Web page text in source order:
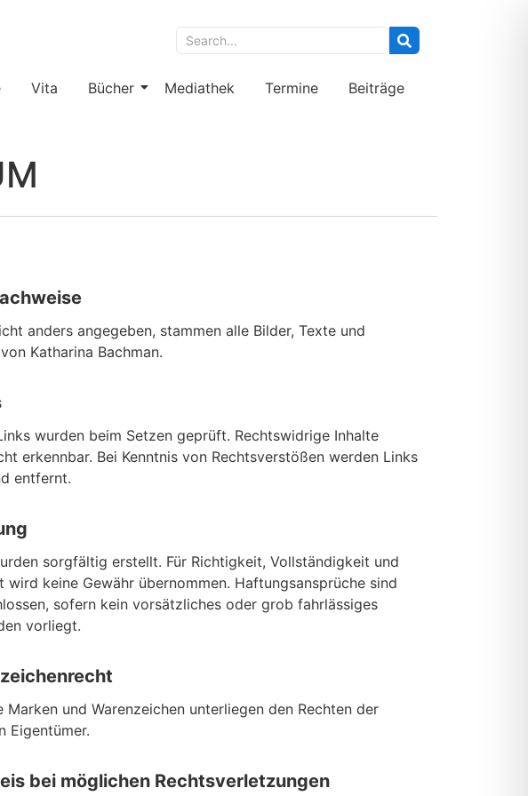
Vita Bücher Mediathek Termine Beiträge
anders angegeben, stammen alle Bilder, Texte und
Katharina Bachman.
wurden beim Setzen geprüft. Rechtswidrige Inhalte
erkennbar. Bei Kenntnis von Rechtsverstößen werden Links
entfernt.
sorgfältig erstellt. Für Richtigkeit, Vollständigkeit und
wird keine Gewähr übernommen. Haftungsansprüche sind
sofern kein vorsätzliches oder grob fahrlässiges
vorliegt.
Marken und Warenzeichen unterliegen den Rechten der
Eigentümer.
bei möglichen Rechtsverletzungen